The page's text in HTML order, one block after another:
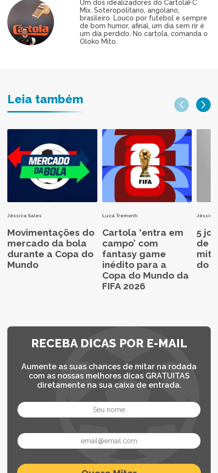
Um dos idealizadores do CartolaFC
Mix. Soteropolitano, angolano,
brasileiro. Louco por futebol e sempre
de bom humor, afinal, um dia sem rir é
um dia perdido. No cartola, comanda o
Oloko Mito.
Leia também
Jéssica Sales
Movimentações do
mercado da bola
durante a Copa do
Mundo
Luca Tremonti
Cartola ‘entra em
campo’ com
fantasy game
inédito para a
Copa do Mundo da
FIFA 2026
Jéssica
5
de
do
RECEBA DICAS POR E-MAIL
Aumente as suas chances de mitar na rodada
com as nossas melhores dicas GRATUITAS
diretamente na sua caixa de entrada.